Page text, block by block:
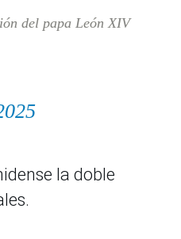
del papa León XIV
la doble